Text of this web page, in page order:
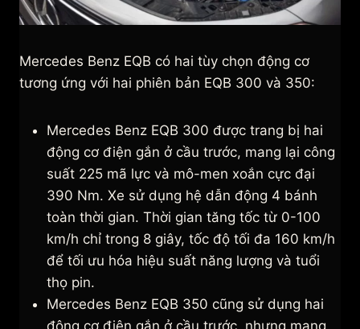
Mercedes Benz EQB có hai tùy chọn động cơ
tương ứng với hai phiên bản EQB 300 và 350:
Mercedes Benz EQB 300 được trang bị hai
động cơ điện gắn ở cầu trước, mang lại công
suất 225 mã lực và mô-men xoắn cực đại
390 Nm. Xe sử dụng hệ dẫn động 4 bánh
toàn thời gian. Thời gian tăng tốc từ 0-100
km/h chỉ trong 8 giây, tốc độ tối đa 160 km/h
để tối ưu hóa hiệu suất năng lượng và tuổi
thọ pin.
Mercedes Benz EQB 350 cũng sử dụng hai